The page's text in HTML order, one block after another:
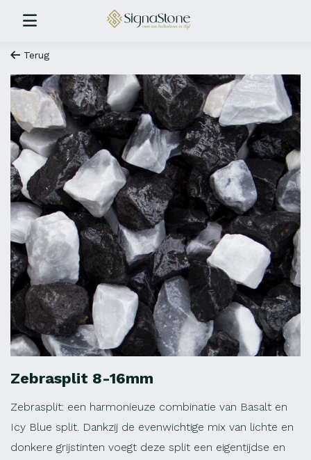
Terug
Zebrasplit 8-16mm
Zebrasplit: een harmonieuze combinatie van Basalt en
Icy Blue split. Dankzij de evenwichtige mix van lichte en
donkere grijstinten voegt deze split een eigentijdse en